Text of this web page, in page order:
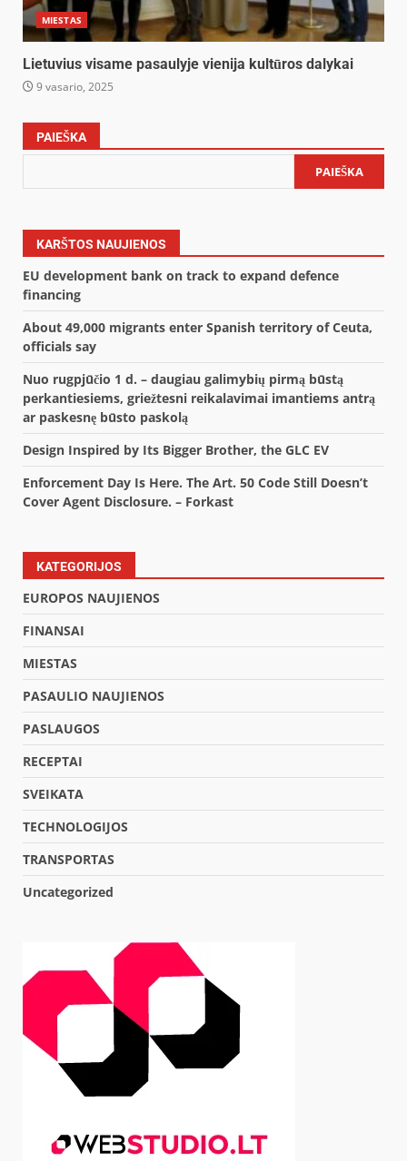
MIESTAS
Lietuvius visame pasaulyje vienija kultūros dalykai
9 vasario, 2025
PAIEŠKA
PAIEŠKA
KARŠTOS NAUJIENOS
EU development bank on track to expand defence
financing
About 49,000 migrants enter Spanish territory of Ceuta,
officials say
Nuo rugpjūčio 1 d. – daugiau galimybių pirmą būstą
perkantiesiems, griežtesni reikalavimai imantiems antrą
ar paskesnę būsto paskolą
Design Inspired by Its Bigger Brother, the GLC EV
Enforcement Day Is Here. The Art. 50 Code Still Doesn’t
Cover Agent Disclosure. – Forkast
KATEGORIJOS
EUROPOS NAUJIENOS
FINANSAI
MIESTAS
PASAULIO NAUJIENOS
PASLAUGOS
RECEPTAI
SVEIKATA
TECHNOLOGIJOS
TRANSPORTAS
Uncategorized